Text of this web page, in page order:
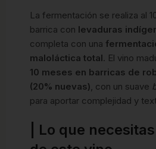
La fermentación se realiza al
barrica con levaduras
completa con una
maloláctica total. El vino
10 meses en barricas de
(20% nuevas), con un suave
para aportar complejidad y
| Lo que